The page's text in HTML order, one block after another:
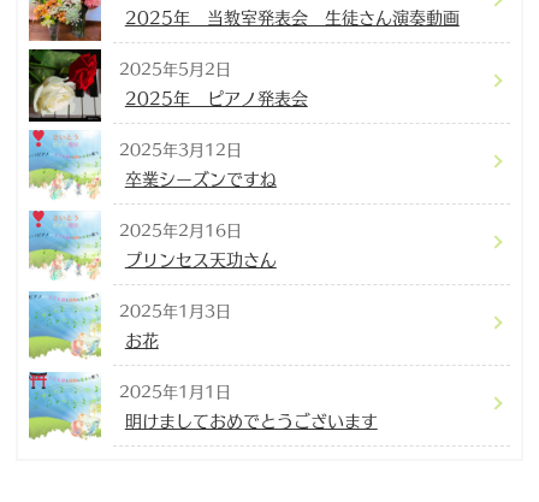
2025年 当教室発表会 生徒さん演奏動画
2025年5月2日
2025年 ピアノ発表会
2025年3月12日
卒業シーズンですね
2025年2月16日
プリンセス天功さん
2025年1月3日
お花
2025年1月1日
明けましておめでとうございます